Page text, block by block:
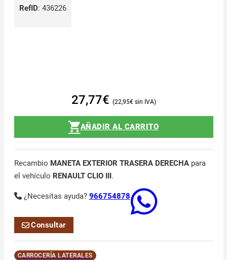
RefID: 436226
27,77€ 22,95€
AÑADIR AL CARRITO
Recambio MANETA EXTERIOR TRASERA DERECHApara
el vehículo RENAULT CLIO III.
¿Necesitas ayuda? 966754878
Consultar
CARROCERÍA LATERALES